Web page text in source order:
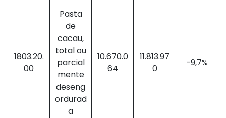
1803.20.
00
Pasta
de
cacau,
total ou
parcial
mente
deseng
ordurad
a
10.670.0
64
11.813.97
0
-9,7%